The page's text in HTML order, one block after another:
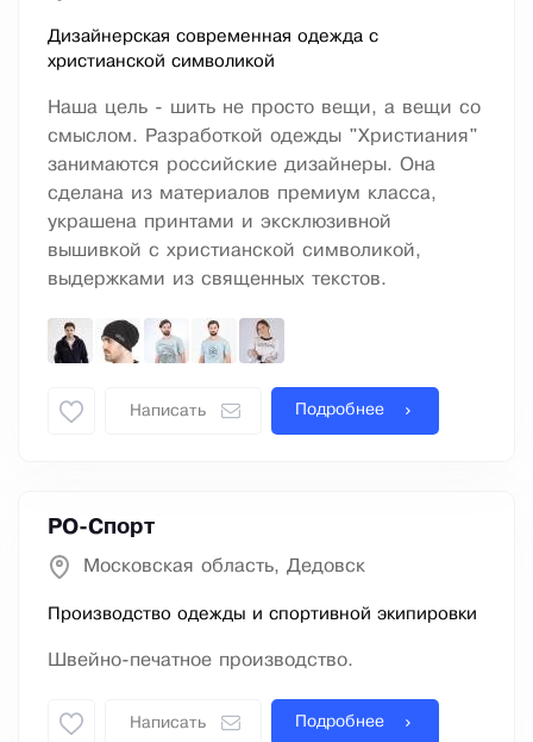
Дизайнерская современная одежда с
христианской символикой
Наша цель - шить не просто вещи, а вещи со
смыслом. Разработкой одежды "Христиания"
занимаются российские дизайнеры. Она
сделана из материалов премиум класса,
украшена принтами и эксклюзивной
вышивкой с христианской символикой,
выдержками из священных текстов.
Написать Подробнее
РО-Спорт
Московская область, Дедовск
Производство одежды и спортивной экипировки
Швейно-печатное производство.
Написать Подробнее